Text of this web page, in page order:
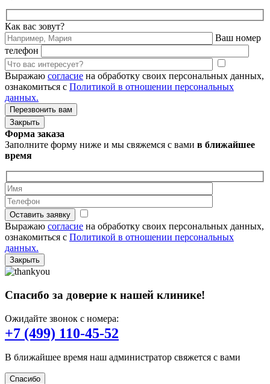
Как вас зовут?
Ваш номер
телефон
Выражаю согласие на обработку своих персональных данных,
ознакомиться с Политикой в отношении персональных
данных.
Закрыть
Форма заказа
Заполните форму ниже и мы свяжемся с вами в ближайшее
время
Оставить заявку
Выражаю согласие на обработку своих персональных данных,
ознакомиться с Политикой в отношении персональных
данных.
Закрыть
Спасибо за доверие к нашей клинике!
Ожидайте звонок с номера:
+7 (499) 110-45-52
В ближайшее время наш администратор свяжется с вами
Спасибо